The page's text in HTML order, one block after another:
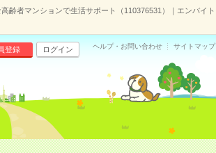
齢者マンションで生活サポート（110376531）｜エンバイト
登録 ログイン ヘルプ・お問い合わせ サイトマップ